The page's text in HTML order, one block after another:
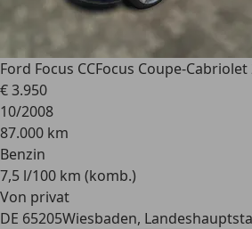
Ford Focus CCFocus Coupe-Cabriolet
€ 3.950
10/2008
87.000 km
Benzin
7,5 l/100 km (komb.)
Von privat
DE 65205Wiesbaden,